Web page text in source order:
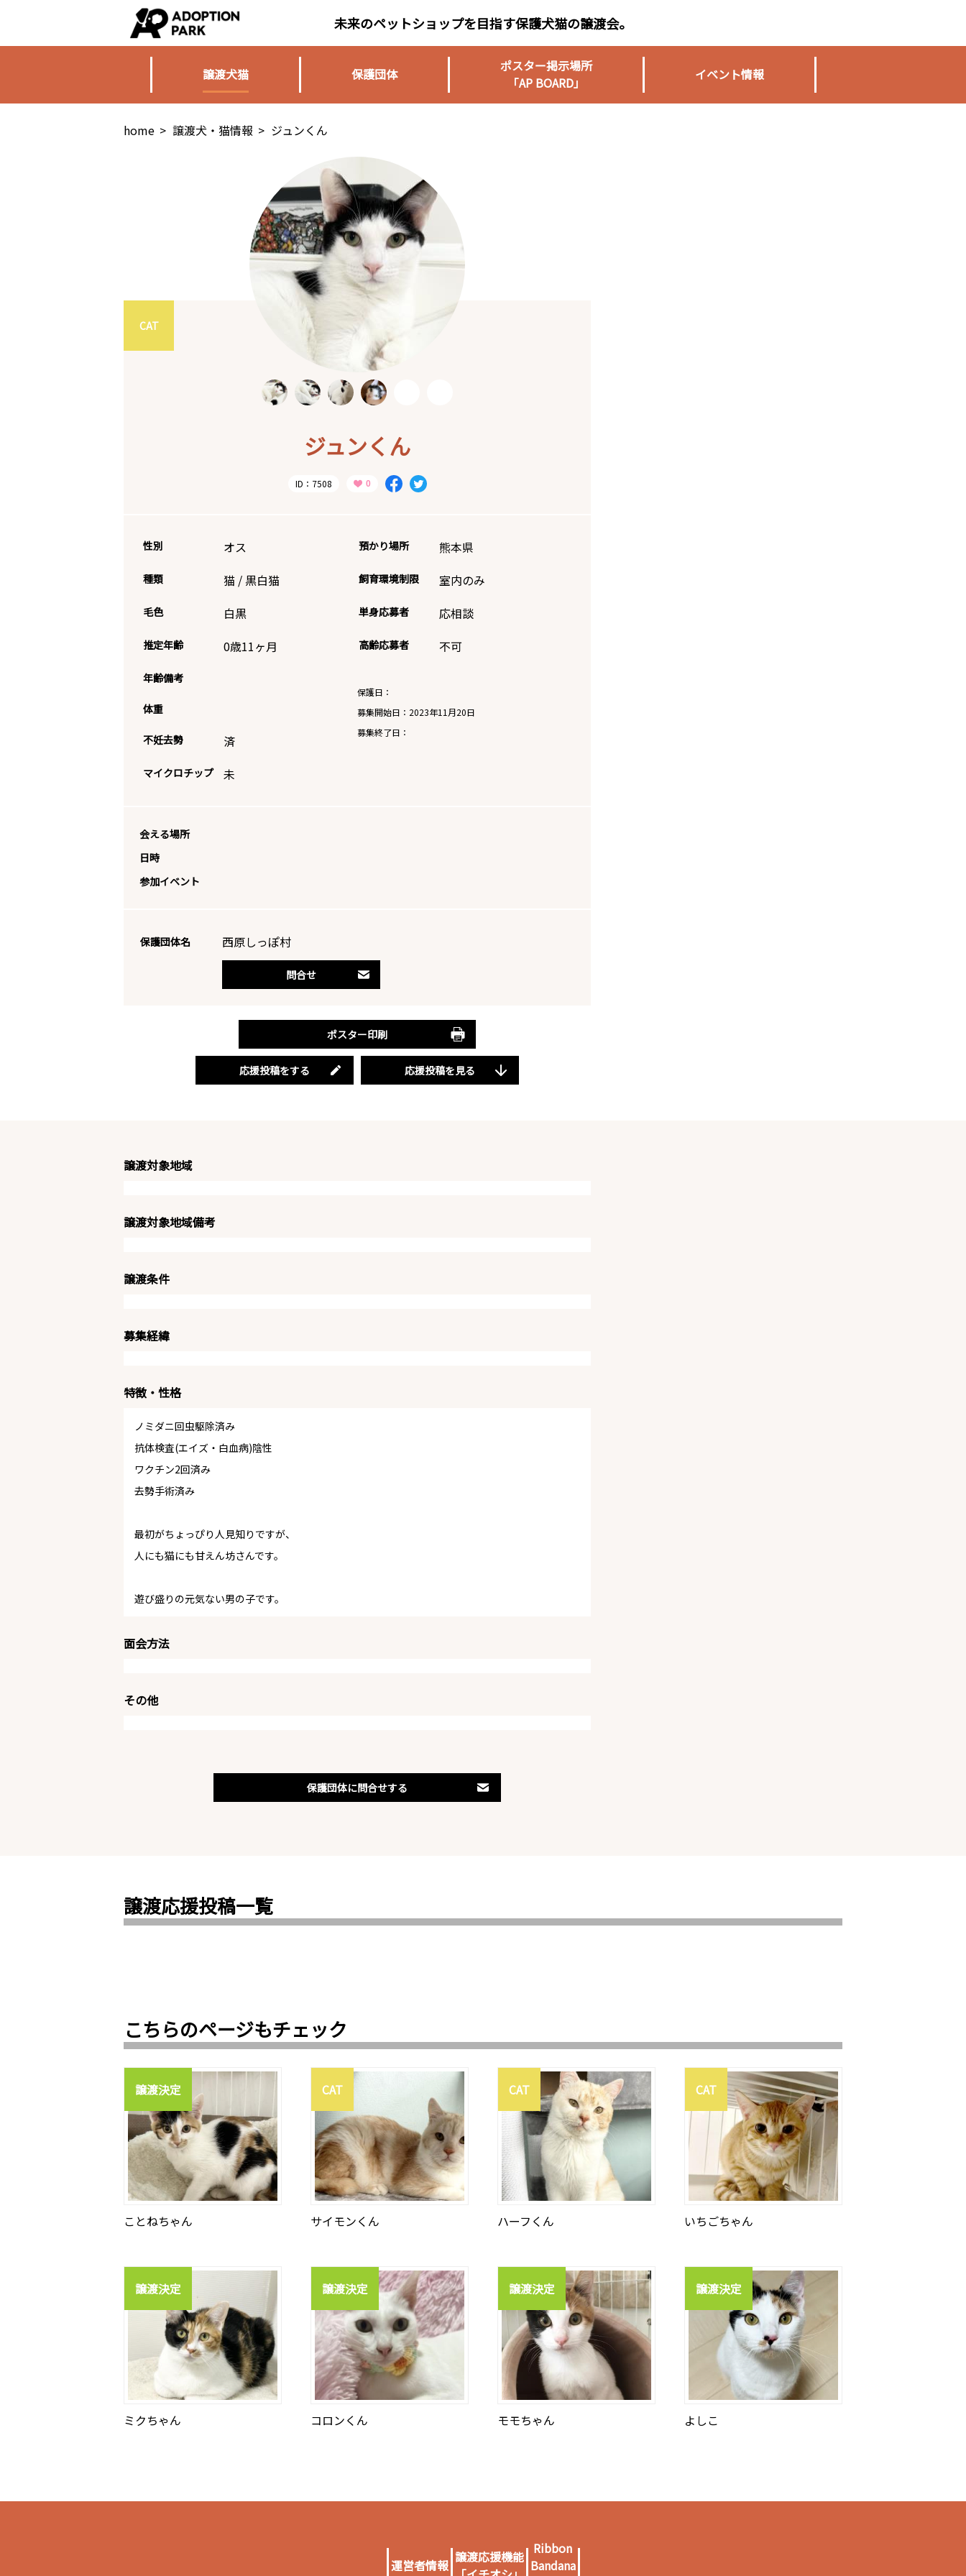
未来のペットショップを目指す保護犬猫の譲渡会。
譲渡犬猫 保護団体
ポスター掲示場所
「AP BOARD」
イベント情報
home > 譲渡犬・猫情報 > ジュンくん
CAT
ジュンくん
ID：7508
性別 オス
種類 猫 / 黒白猫
毛色 白黒
推定年齢 0歳11ヶ月
年齢備考
体重
不妊去勢 済
マイクロチップ 未
預かり場所 熊本県
飼育環境制限 室内のみ
単身応募者 応相談
高齢応募者 不可
保護日：
募集開始日： 2023年11月20日
募集終了日：
会える場所
日時
参加イベント
保護団体名 西原しっぽ村
問合せ
ポスター印刷
応援投稿をする 応援投稿を見る
譲渡対象地域
譲渡対象地域備考
譲渡条件
募集経緯
特徴・性格
ノミダニ回虫駆除済み
抗体検査(エイズ・白血病)陰性
ワクチン2回済み
去勢手術済み
最初がちょっぴり人見知りですが、
人にも猫にも甘えん坊さんです。
遊び盛りの元気ない男の子です。
面会方法
その他
保護団体に問合せする
譲渡応援投稿一覧
こちらのページもチェック
譲渡決定
ことねちゃん
CAT
サイモンくん
CAT
ハーフくん
CAT
いちごちゃん
譲渡決定
ミクちゃん
譲渡決定
コロンくん
譲渡決定
モモちゃん
譲渡決定
よしこ
運営者情報 譲渡応援機能
Ribbon
Bandana